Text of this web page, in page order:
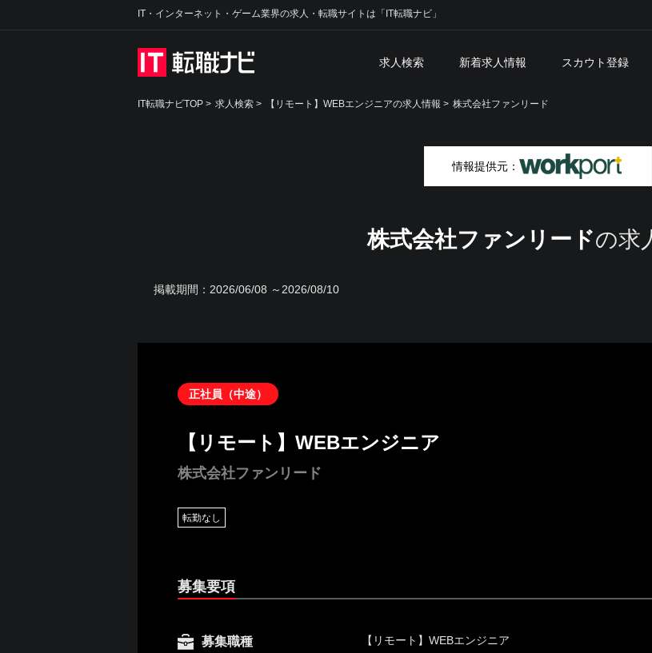
IT・インターネット・ゲーム業界の求人・転職サイトは「IT転職ナビ」
求人検索 新着求人情報 スカウト登録
IT転職ナビTOP > 求人検索 > 【リモート】WEBエンジニアの求人情報 > 株式会社ファンリード
情報提供元：
株式会社ファンリードの求
掲載期間： 2026/06/08 ～2026/08/10
正社員（中途）
【リモート】WEBエンジニア
株式会社ファンリード
転勤なし
募集要項
募集職種 【リモート】WEBエンジニア